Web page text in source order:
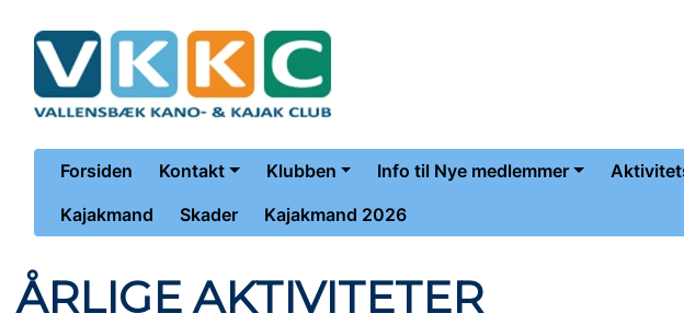
Forsiden Kontakt Klubben Info til Nye medlemmer
Kajakmand
Skader Kajakmand 2026
ÅRLIGE AKTIVITETER